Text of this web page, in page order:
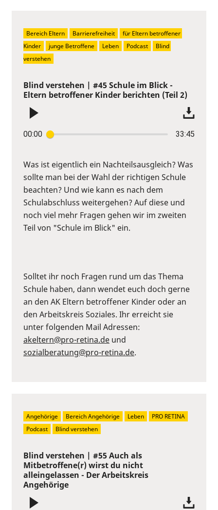
Blind verstehen | #45 Schule im Blick -
Eltern betroffener Kinder berichten (Teil 2)
00:00 33:45
Was ist eigentlich ein Nachteilsausgleich? Was
sollte man bei der Wahl der richtigen Schule
beachten? Und wie kann es nach dem
Schulabschluss weitergehen? Auf diese und
noch viel mehr Fragen gehen wir im zweiten
Teil von "Schule im Blick" ein.
Solltet ihr noch Fragen rund um das Thema
Schule haben, dann wendet euch doch gerne
an den AK Eltern betroffener Kinder oder an
den Arbeitskreis Soziales. Ihr erreicht sie
unter folgenden Mail Adressen:
akeltern@pro-retina.de und
sozialberatung@pro-retina.de.
Bereich Eltern Barrierefreiheit
für Eltern betroffener
Kinder
junge Betroffene Leben Podcast
Blind
verstehen
Blind verstehen | #55 Auch als
Mitbetroffene(r) wirst du nicht
alleingelassen - Der Arbeitskreis
Angehörige
Angehörige Bereich Angehörige Leben
PRO RETINA
Podcast
Blind verstehen